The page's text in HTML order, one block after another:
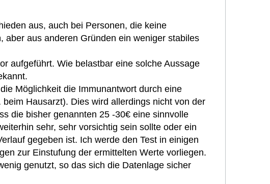
aus, auch bei Personen, die keine
aber aus anderen Gründen ein weniger stabiles
aufgeführt. Wie belastbar eine solche Aussage
Möglichkeit die Immunantwort durch eine
Hausarzt). Dies wird allerdings nicht von der
die bisher genannten 25 -30€ eine sinnvolle
sehr, sehr vorsichtig sein sollte oder ein
gegeben ist. Ich werde den Test in einigen
zur Einstufung der ermittelten Werte vorliegen.
genutzt, so das sich die Datenlage sicher